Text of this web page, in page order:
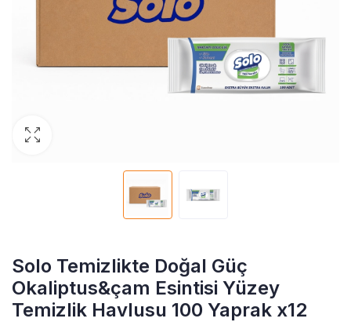
Solo Temizlikte Doğal Güç
Okaliptus&çam Esintisi Yüzey
Temizlik Havlusu 100 Yaprak x12